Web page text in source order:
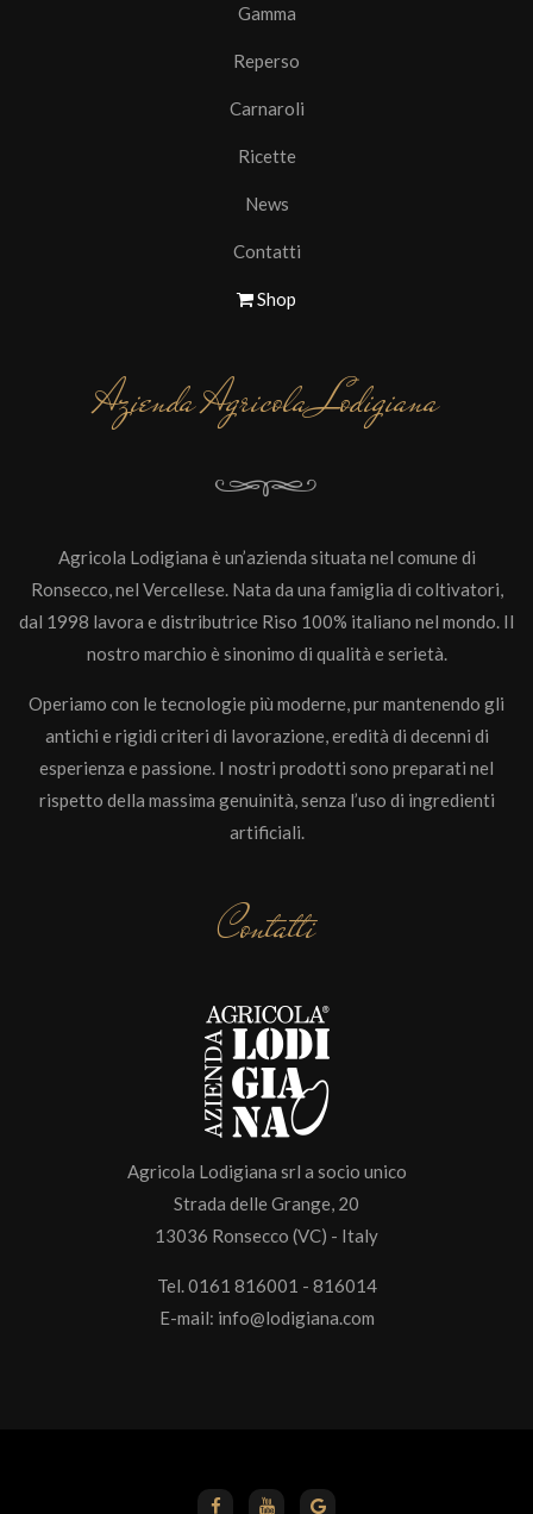
Gamma
Reperso
Carnaroli
Ricette
News
Contatti
Shop
Azienda Agricola Lodigiana
Agricola Lodigiana è un’azienda situata nel comune di
Ronsecco, nel Vercellese. Nata da una famiglia di coltivatori,
dal 1998 lavora e distributrice Riso 100% italiano nel mondo. Il
nostro marchio è sinonimo di qualità e serietà.
Operiamo con le tecnologie più moderne, pur mantenendo gli
antichi e rigidi criteri di lavorazione, eredità di decenni di
esperienza e passione. I nostri prodotti sono preparati nel
rispetto della massima genuinità, senza l’uso di ingredienti
artificiali.
Contatti
Agricola Lodigiana srl a socio unico
Strada delle Grange, 20
13036 Ronsecco (VC) - Italy
Tel. 0161 816001 - 816014
E-mail: info@lodigiana.com